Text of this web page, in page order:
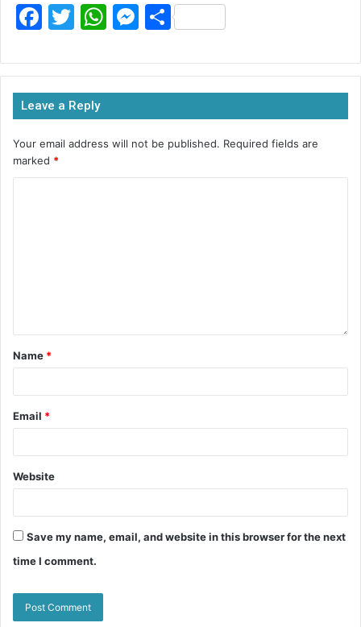
F
c
e
b
o
o
T
itt
er
W
at
s
A
p
p
M
s
s
e
n
g
S
ar
e
Leave a Reply
Your email address will not be published. Required fields are
marked *
Name *
Email *
Website
Save my name, email, and website in this browser for the next
time I comment.